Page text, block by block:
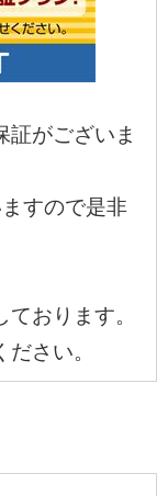
証がございま
すので是非
おります。
さい。